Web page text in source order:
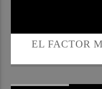
EL FACTOR